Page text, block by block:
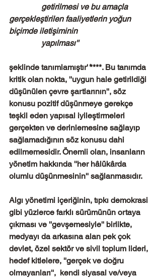
gerçekleştirilen faaliyetlerin yoğun
biçimde iletişiminin
                yapılması''
şeklinde tanımlamıştır''****. Bu tanımda
kritik olan nokta, ''uygun hale getirildiği
düşünülen çevre şartlarının'', söz
konusu pozitif düşünmeye gerekçe
teşkil eden yapısal iyileştirmeleri
gerçekten ve derinlemesine sağlayıp
sağlamadığının söz konusu dahi
edilmemesidir. Önemli olan, insanların
yönetim hakkında ''her hâlükârda
olumlu düşünmesinin'' sağlanmasıdır.
Algı yönetimi içeriğinin, tıpkı demokrasi
gibi yüzlerce farklı sürümünün ortaya
çıkması ve ''gevşemesiyle'' birlikte,
medyayı da arkasına alan pek çok
devlet, özel sektör ve sivil toplum lideri,
hedef kitlelere, ''gerçek ve doğru
olmayanları'',  kendi siyasal ve/veya